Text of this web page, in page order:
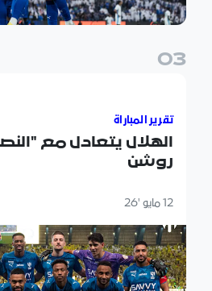
03
تقرير المباراة
الهلال يتعادل مع
روشن
12 مايو '26